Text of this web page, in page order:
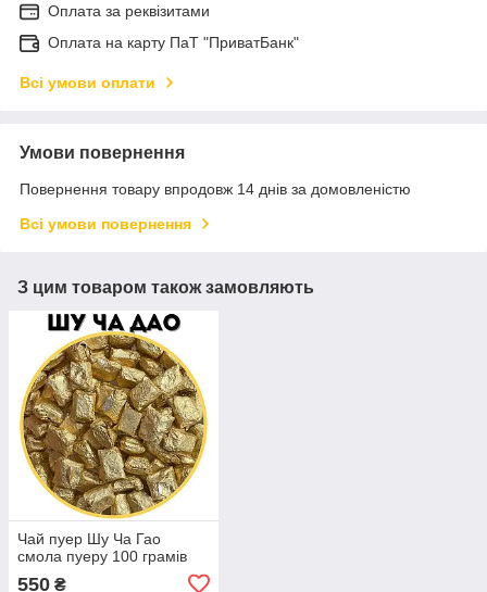
Оплата за реквізитами
Оплата на карту ПаТ "ПриватБанк"
Всі умови оплати
Умови повернення
Повернення товару впродовж 14 днів за домовленістю
Всі умови повернення
З цим товаром також замовляють
Чай пуер Шу Ча Гао
смола пуеру 100 грамів
550 ₴